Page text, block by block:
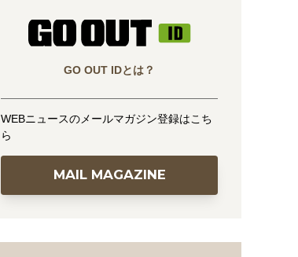
GO OUT IDとは？
WEBニュースのメールマガジン登録はこち
ら
MAIL MAGAZINE